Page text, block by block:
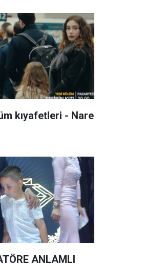
kıyafetleri - Nare
ANLAMLI